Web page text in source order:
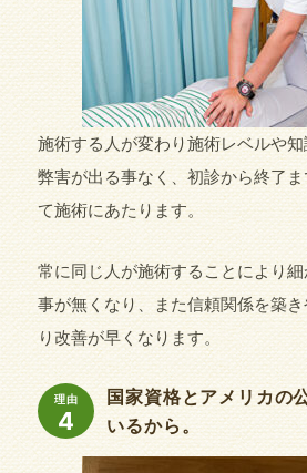
施術する人が変わり施術レベルや
弊害が出る事なく、初診から終了
て施術にあたります。
常に同じ人が施術することにより
事が無くなり、また信頼関係を築
り改善が早くなります。
理由
4
国家資格とアメリカの
いるから。